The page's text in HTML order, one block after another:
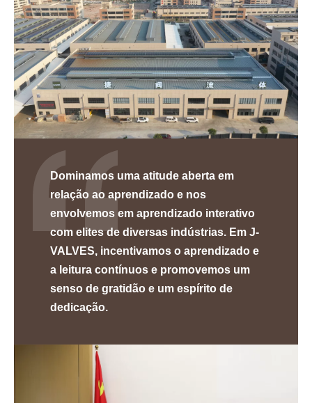
Dominamos uma atitude aberta em
relação ao aprendizado e nos
envolvemos em aprendizado interativo
com elites de diversas indústrias. Em J-
VALVES, incentivamos o aprendizado e
a leitura contínuos e promovemos um
senso de gratidão e um espírito de
dedicação.